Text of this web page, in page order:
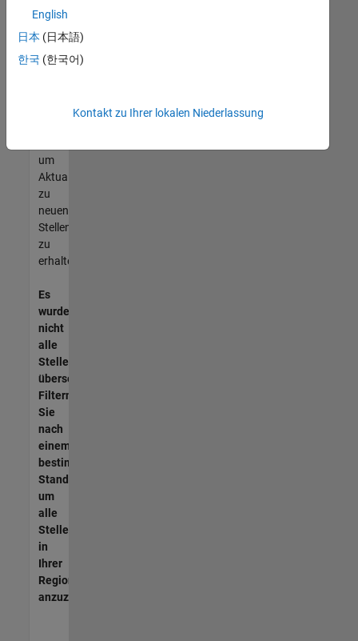
Ihren
entsprechen,
werden
unseres
um
Aktualisierungen
zu
neuen
Stellenangeboten
zu
erhalten.
Es
wurden
nicht
alle
Stellen
übersetzt.
Filtern
Sie
nach
einem
bestimmten
Standort,
um
alle
Stellenangebote
in
Ihrer
Region
anzuzeigen.
English
日本 (日本語)
한국 (한국어)
Kontakt zu Ihrer lokalen Niederlassung